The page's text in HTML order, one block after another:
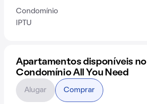
Condomínio
IPTU
Apartamentos disponíveis no
Condomínio All You Need
Alugar Comprar